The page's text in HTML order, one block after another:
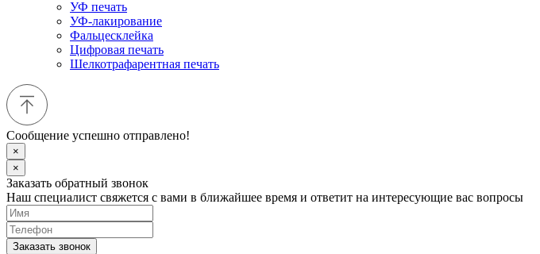
УФ печать
УФ-лакирование
Фальцесклейка
Цифровая печать
Шелкотрафарентная печать
Сообщение успешно отправлено!
×
×
Заказать обратный звонок
Наш специалист свяжется с вами в ближайшее время и ответит на интересующие вас вопросы
Заказать звонок